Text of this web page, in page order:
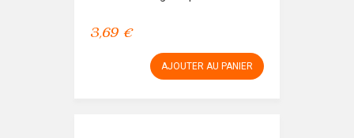
3,69 €
AJOUTER AU PANIER